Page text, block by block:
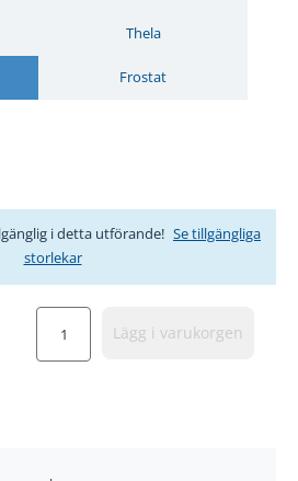
Thela
Frostat
i detta utförande! Se tillgängliga
storlekar
Lägg i varukorgen